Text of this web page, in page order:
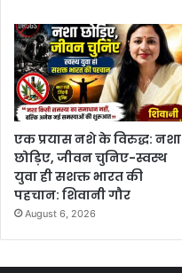
एक प्रयास नशे के विरुद्ध: नशा
छोड़िए, जीवन चुनिए-स्वस्थ
युवा ही सशक्त भारत की
पहचान: शिवानी गौर
August 6, 2026